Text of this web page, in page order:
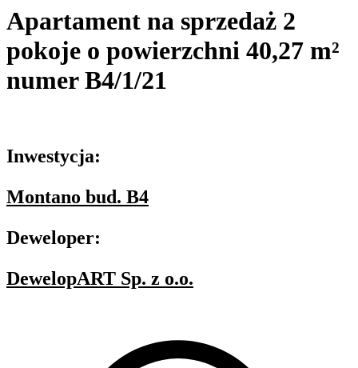
Apartament na sprzedaż 2
pokoje o powierzchni 40,27 m²
numer B4/1/21
Inwestycja:
Montano bud. B4
Deweloper:
DewelopART Sp. z o.o.